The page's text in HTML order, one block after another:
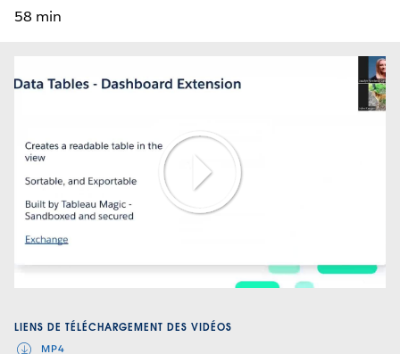
58 min
Play
Video
LIENS DE TÉLÉCHARGEMENT DES VIDÉOS
MP4